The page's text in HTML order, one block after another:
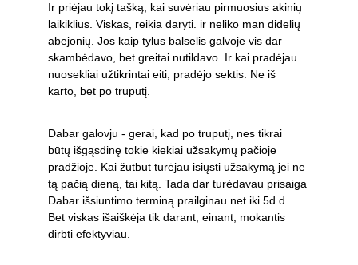
Ir priėjau tokį tašką, kai suvėriau pirmuosius akinių
laikiklius. Viskas, reikia daryti. ir neliko man didelių
abejonių. Jos kaip tylus balselis galvoje vis dar
skambėdavo, bet greitai nutildavo. Ir kai pradėjau
nuosekliai užtikrintai eiti, pradėjo sektis. Ne iš
karto, bet po truputį.
Dabar galovju - gerai, kad po truputį, nes tikrai
būtų išgąsdinę tokie kiekiai užsakymų pačioje
pradžioje. Kai žūtbūt turėjau isiųsti užsakymą jei ne
tą pačią dieną, tai kitą. Tada dar turėdavau prisaiga
Dabar išsiuntimo terminą prailginau net iki 5d.d.
Bet viskas išaiškėja tik darant, einant, mokantis
dirbti efektyviau.